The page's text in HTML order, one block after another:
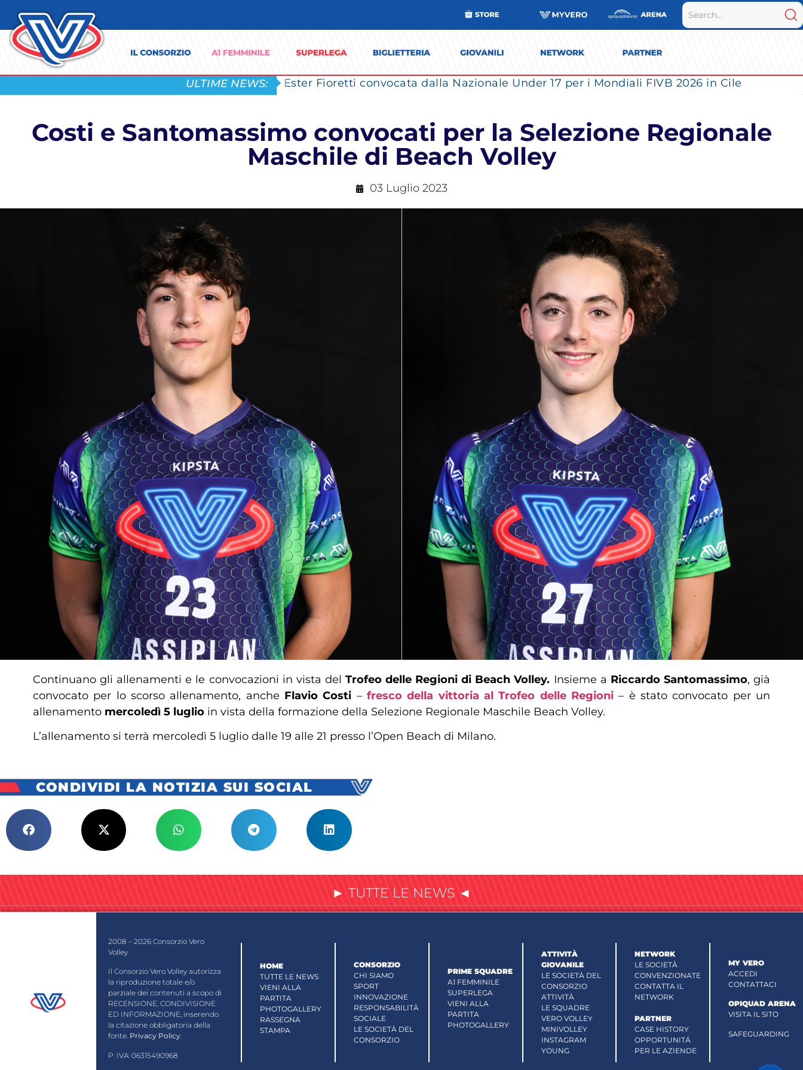
ULTIME NEWS: Ester Fioretti convocata dalla Nazionale Under 17 per i Mondiali FIVB 2026 in Cile
Costi e Santomassimo convocati per la Selezione Regionale
Maschile di Beach Volley
03 Luglio 2023
Continuano gli allenamenti e le convocazioni in vista del Trofeo delle Regioni di Beach Volley. Insieme a Riccardo Santomassimo, già
convocato per lo scorso allenamento, anche Flavio Costi –fresco della vittoria al Trofeo delle Regioni – è stato convocato per un
allenamento mercoledì 5 luglio in vista della formazione della Selezione Regionale Maschile Beach Volley.
L’allenamento si terrà mercoledì 5 luglio dalle 19 alle 21 presso l’Open Beach di Milano.
CONDIVIDI LA NOTIZIA SUI SOCIAL
► TUTTE LE NEWS ◄
2008 – 2026 Consorzio Vero
Volley
Il Consorzio Vero Volley autorizza
la riproduzione totale e/o
parziale dei contenuti a scopo di
RECENSIONE, CONDIVISIONE
ED INFORMAZIONE, inserendo
la citazione obbligatoria della
fonte. Privacy Policy.
P. IVA: 06315490968
HOME
TUTTE LE NEWS
VIENI ALLA
PARTITA
PHOTOGALLERY
RASSEGNA
STAMPA
CONSORZIO
CHI SIAMO
SPORT
INNOVAZIONE
RESPONSABILITÀ
SOCIALE
LE SOCIETÀ DEL
CONSORZIO
PRIME SQUADRE
A1 FEMMINILE
SUPERLEGA
VIENI ALLA
PARTITA
PHOTOGALLERY
ATTIVITÀ
GIOVANILE
LE SOCIETÀ DEL
CONSORZIO
ATTIVITÀ
LE SQUADRE
VERO VOLLEY
MINIVOLLEY
INSTAGRAM
YOUNG
NETWORK
LE SOCIETÀ
CONVENZIONATE
CONTATTA IL
NETWORK
PARTNER
CASE HISTORY
OPPORTUNITÁ
PER LE AZIENDE
MY VERO
ACCEDI
CONTATTACI
OPIQUAD ARENA
VISITA IL SITO
SAFEGUARDING